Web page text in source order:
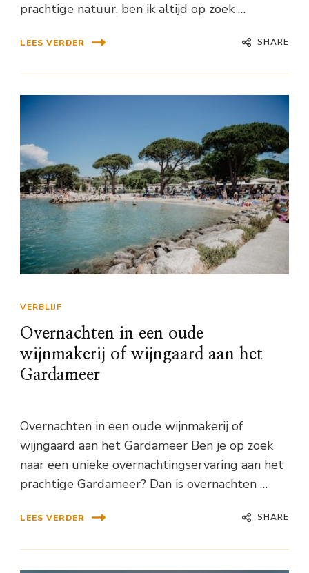
prachtige natuur, ben ik altijd op zoek …
LEES VERDER SHARE
VERBLIJF
Overnachten in een oude
wijnmakerij of wijngaard aan het
Gardameer
Overnachten in een oude wijnmakerij of
wijngaard aan het Gardameer Ben je op zoek
naar een unieke overnachtingservaring aan het
prachtige Gardameer? Dan is overnachten …
LEES VERDER SHARE